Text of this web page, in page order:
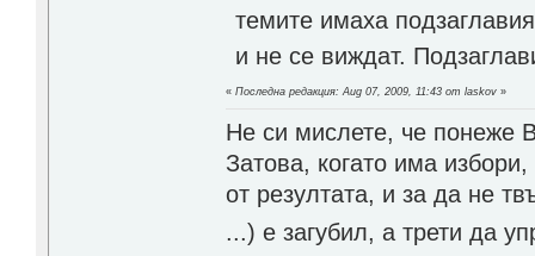
темите имаха
и не се виждат.
«Последна редакция: Aug 07, 2009, 11:43 от laskov »
Не си мислете, че понеже
Затова, когато има
от резултата, и за да не
...) е загубил, а трети да